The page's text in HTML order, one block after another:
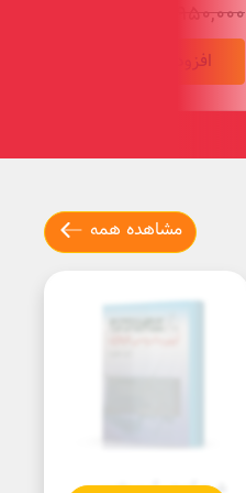
19,950,000
افزودن به سبد خرید
مشاهده همه
شرح آزمونی آیین دادرسی